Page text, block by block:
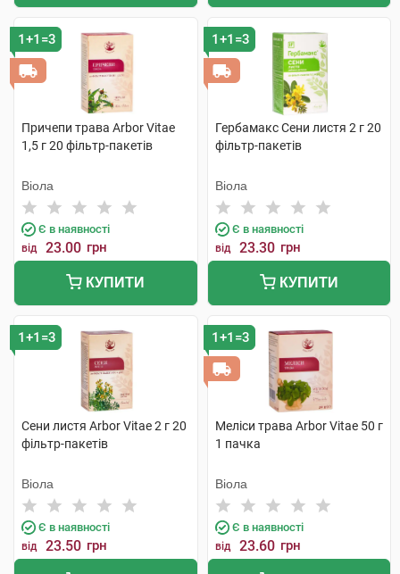
1+1=3
Причепи трава Arbor Vitae
1,5 г 20 фільтр-пакетів
Віола
Є в наявності
від 23.00 грн
КУПИТИ
1+1=3
Гербамакс Сени листя 2 г 20
фільтр-пакетів
Віола
Є в наявності
від 23.30 грн
КУПИТИ
1+1=3
Сени листя Arbor Vitae 2 г 20
фільтр-пакетів
Віола
Є в наявності
від 23.50 грн
1+1=3
Меліси трава Arbor Vitae 50 г
1 пачка
Віола
Є в наявності
від 23.60 грн